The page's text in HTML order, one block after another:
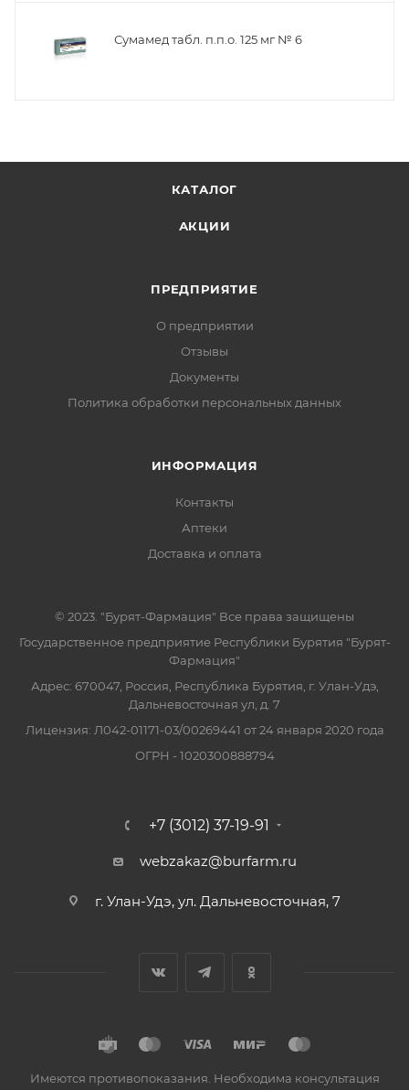
Сумамед табл. п.п.о. 125 мг № 6
КАТАЛОГ
АКЦИИ
ПРЕДПРИЯТИЕ
О предприятии
Отзывы
Документы
Политика обработки персональных данных
ИНФОРМАЦИЯ
Контакты
Аптеки
Доставка и оплата
© 2023. "Бурят-Фармация" Все права защищены
Государственное предприятие Республики Бурятия "Бурят-
Фармация"
Адрес: 670047, Россия, Республика Бурятия, г. Улан-Удэ,
Дальневосточная ул, д. 7
Лицензия: Л042-01171-03/00269441 от 24 января 2020 года
ОГРН - 1020300888794
+7 (3012) 37-19-91
webzakaz@burfarm.ru
г. Улан-Удэ, ул. Дальневосточная, 7
Имеются противопоказания. Необходима консультация